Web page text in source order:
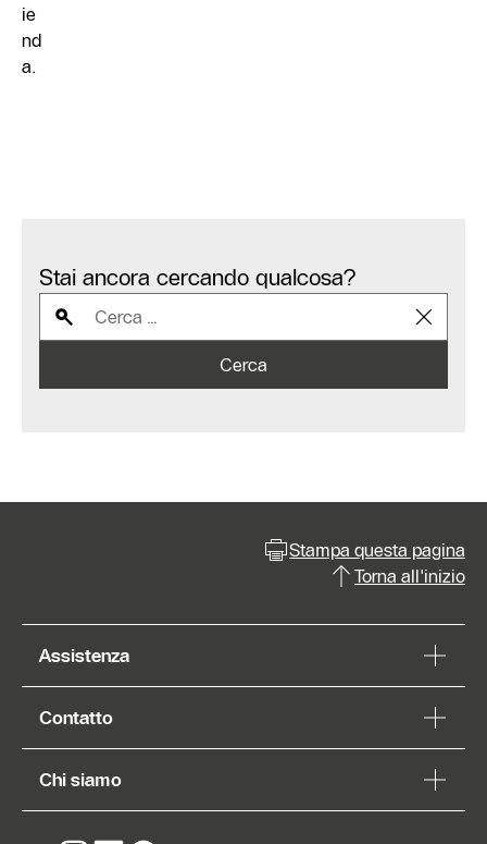
ie
nd
a.
Stai ancora cercando qualcosa?
Cerca
Stampa questa pagina
Torna all'inizio
Assistenza
Contatto
Chi siamo